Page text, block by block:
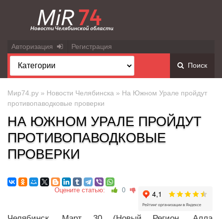
Авторизация Регистрация
Поиск
Мир74.ру » Новости Челябинска » На Южном Урале пройдут
противопаводковые проверки
НА ЮЖНОМ УРАЛЕ ПРОЙДУТ
ПРОТИВОПАВОДКОВЫЕ
ПРОВЕРКИ
Оцените статью: 0